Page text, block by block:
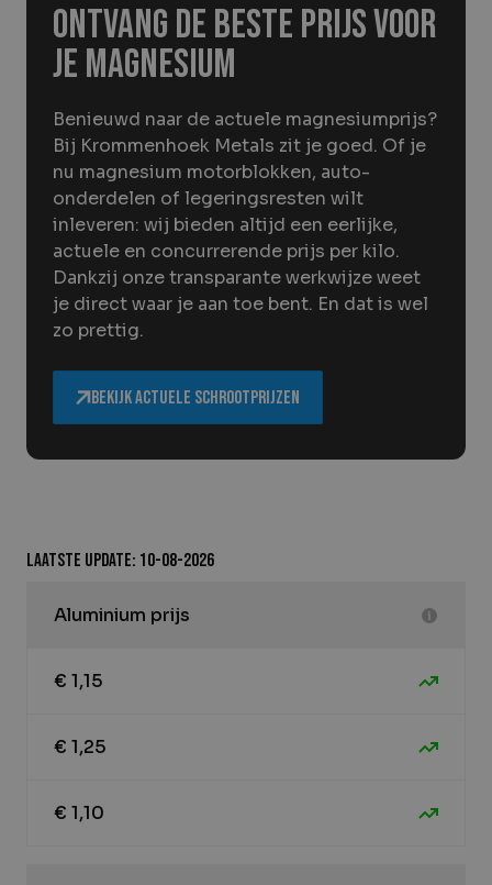
NLOntvang de beste prijs voor
je magnesium
Benieuwd naar de actuele magnesiumprijs?
Bij Krommenhoek Metals zit je goed. Of je
nu magnesium motorblokken, auto-
onderdelen of legeringsresten wilt
inleveren: wij bieden altijd een eerlijke,
actuele en concurrerende prijs per kilo.
Dankzij onze transparante werkwijze weet
je direct waar je aan toe bent. En dat is wel
zo prettig.
Bekijk actuele schrootprijzen
Laatste update: 10-08-2026
Aluminium prijs
€ 1,15
€ 1,25
€ 1,10